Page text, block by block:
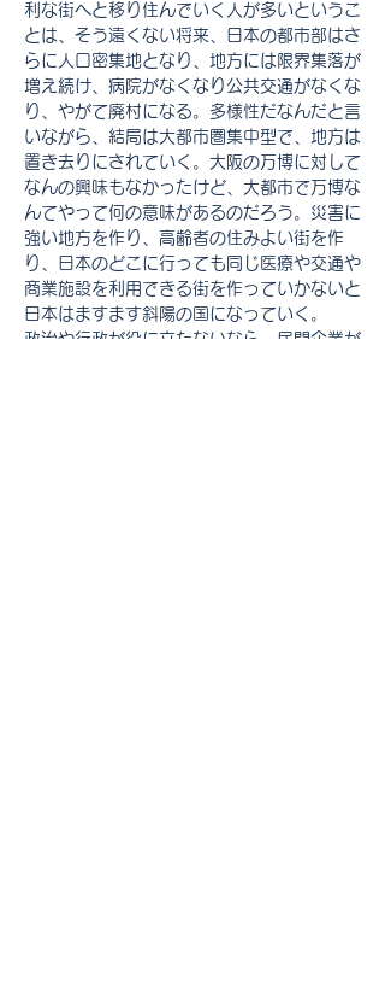
利な街へと移り住んでいく人が多いというこ
とは、そう遠くない将来、日本の都市部はさ
らに人口密集地となり、地方には限界集落が
増え続け、病院がなくなり公共交通がなくな
り、やがて廃村になる。多様性だなんだと言
いながら、結局は大都市圏集中型で、地方は
置き去りにされていく。大阪の万博に対して
なんの興味もなかったけど、大都市で万博な
んてやって何の意味があるのだろう。災害に
強い地方を作り、高齢者の住みよい街を作
り、日本のどこに行っても同じ医療や交通や
商業施設を利用できる街を作っていかないと
日本はますます斜陽の国になっていく。
政治や行政が役に立たないなら、民間企業が